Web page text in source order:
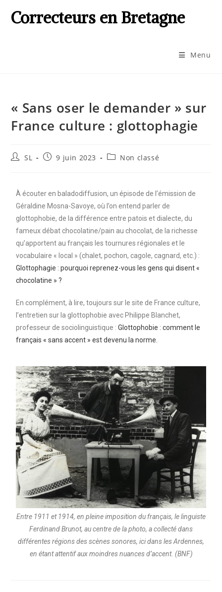
Correcteurs en Bretagne
Menu
« Sans oser le demander » sur
France culture : glottophagie
SL 9 juin 2023 Non classé
À écouter en baladodiffusion, un épisode de l’émission de
Géraldine Mosna-Savoye, où l’on entend parler de
glottophobie, de la différence entre patois et dialecte, du
fameux débat chocolatine/pain au chocolat, de la richesse
qu’apportent au français les tournures régionales et le
vocabulaire « local » (chalet, pochon, cagole, cagnard, etc.) :
Glottophagie : pourquoi reprenez-vous les gens qui disent «
chocolatine » ?
En complément, à lire, toujours sur le site de France culture,
l’entretien sur la glottophobie avec Philippe Blanchet,
professeur de sociolinguistique :Glottophobie : comment le
français « sans accent » est devenu la norme.
Entre 1911 et 1914, en pleine imposition du français, le linguiste
Ferdinand Brunot, au centre de la photo, a collecté dans
différentes régions des scènes sonores, ici dans les Ardennes,
en étant attentif aux moindres nuances d’accent. (BNF)